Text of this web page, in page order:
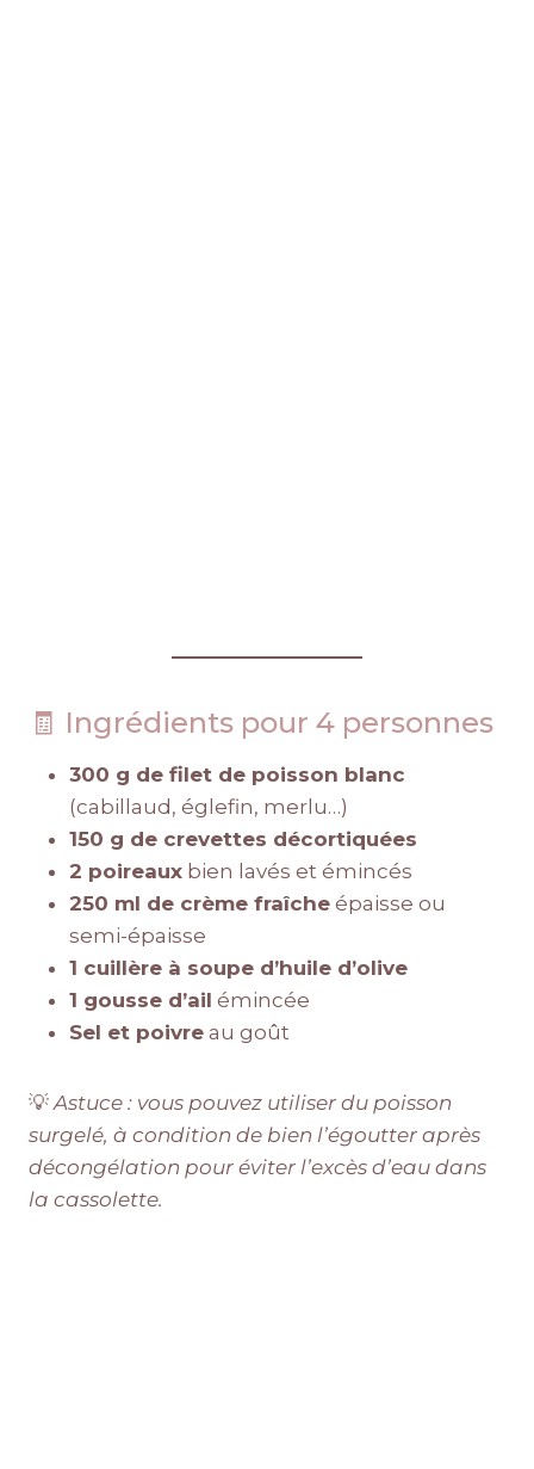
🧾 Ingrédients pour 4 personnes
300 g de filet de poisson blanc
(cabillaud, églefin, merlu…)
150 g de crevettes décortiquées
2 poireaux bien lavés et émincés
250 ml de crème fraîche épaisse ou
semi-épaisse
1 cuillère à soupe d’huile d’olive
1 gousse d’ail émincée
Sel et poivre au goût
💡Astuce : vous pouvez utiliser du poisson
surgelé, à condition de bien l’égoutter après
décongélation pour éviter l’excès d’eau dans
la cassolette.